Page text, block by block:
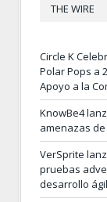
THE WIRE
Circle K
Polar Pops a
Apoyo a la
KnowBe4
amenazas
VerSprite
pruebas
desarrollo